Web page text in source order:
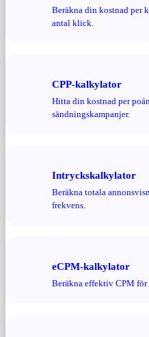
Beräkna din kostnad per
antal klick.
CPP-kalkylator
Hitta din kostnad per
sändningskampanjer.
Intryckskalkylator
Beräkna totala
frekvens.
eCPM-kalkylator
Beräkna effektiv CPM för